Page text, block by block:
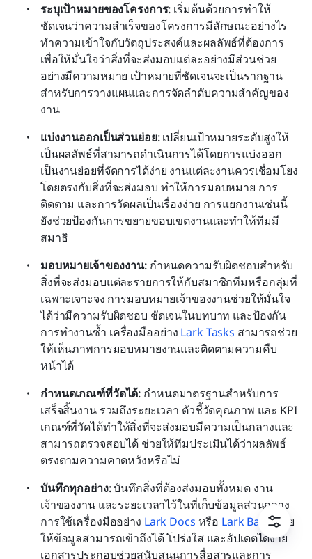
ระบุเป้าหมายของโครงการ: เริ่มต้นด้วยการทำให้
ชัดเจนว่าความสำเร็จของโครงการมีลักษณะอย่างไร
ทำความเข้าใจกับวัตถุประสงค์และผลลัพธ์ที่ต้องการ
เพื่อให้มั่นใจว่าสิ่งที่จะส่งมอบแต่ละอย่างมีส่วนช่วย
อย่างมีความหมาย เป้าหมายที่ชัดเจนจะเป็นรากฐาน
สำหรับการวางแผนและการจัดลำดับความสำคัญของ
งาน
แบ่งงานออกเป็นส่วนย่อย: เปลี่ยนเป้าหมายระดับสูงให้
เป็นผลลัพธ์ที่สามารถดำเนินการได้โดยการแบ่งออก
เป็นงานย่อยที่จัดการได้ง่าย งานแต่ละงานควรเชื่อมโยง
โดยตรงกับสิ่งที่จะส่งมอบ ทำให้การมอบหมาย การ
ติดตาม และการวัดผลเป็นเรื่องง่าย การแยกงานเช่นนี้
ยังช่วยป้องกันการขยายขอบเขตงานและทำให้ทีมมี
สมาธิ
มอบหมายเจ้าของงาน: กำหนดความรับผิดชอบสำหรับ
สิ่งที่จะส่งมอบแต่ละรายการให้กับสมาชิกทีมหรือกลุ่มที่
เฉพาะเจาะจง การมอบหมายเจ้าของงานช่วยให้มั่นใจ
ได้ว่ามีความรับผิดชอบ ชัดเจนในบทบาท และป้องกัน
การทำงานซ้ำ เครื่องมืออย่าง Lark Tasks สามารถช่วย
ให้เห็นภาพการมอบหมายงานและติดตามความคืบ
หน้าได้
กำหนดเกณฑ์ที่วัดได้: กำหนดมาตรฐานสำหรับการ
เสร็จสิ้นงาน รวมถึงระยะเวลา ตัวชี้วัดคุณภาพ และ KPI
เกณฑ์ที่วัดได้ทำให้สิ่งที่จะส่งมอบมีความเป็นกลางและ
สามารถตรวจสอบได้ ช่วยให้ทีมประเมินได้ว่าผลลัพธ์
ตรงตามความคาดหวังหรือไม่
บันทึกทุกอย่าง: บันทึกสิ่งที่ต้องส่งมอบทั้งหมด งาน
เจ้าของงาน และระยะเวลาไว้ในที่เก็บข้อมูลส่วนกลาง
การใช้เครื่องมืออย่าง Lark Docs หรือ Lark Base ช่วย
ให้ข้อมูลสามารถเข้าถึงได้ โปร่งใส และอัปเดตได้ง่าย
เอกสารประกอบช่วยสนับสนุนการสื่อสารและการ